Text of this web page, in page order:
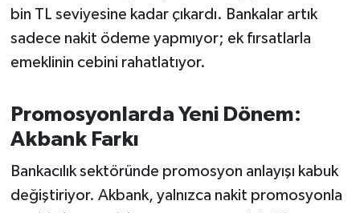
bin TL seviyesine kadar çıkardı. Bankalar artık
sadece nakit ödeme yapmıyor; ek fırsatlarla
emeklinin cebini rahatlatıyor.
Promosyonlarda Yeni Dönem:
Akbank Farkı
Bankacılık sektöründe promosyon anlayışı kabuk
değiştiriyor. Akbank, yalnızca nakit promosyonla
Manyas
OLAY
OTOMOTİV
SAĞLIK